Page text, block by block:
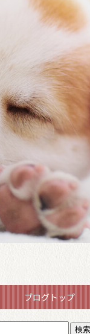
ブログトップ